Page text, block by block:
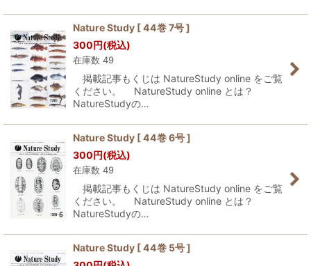
Nature Study [ 44巻 7号 ]
300円(税込)
在庫数 49
掲載記事もくじは NatureStudy online をご覧
ください。 NatureStudy online とは？
NatureStudyの…
Nature Study [ 44巻 6号 ]
300円(税込)
在庫数 49
掲載記事もくじは NatureStudy online をご覧
ください。 NatureStudy online とは？
NatureStudyの…
Nature Study [ 44巻 5号 ]